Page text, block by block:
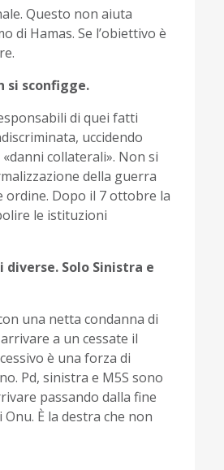
Questo non aiuta
di Hamas. Se l’obiettivo è
si sconfigge.
di quei fatti
uccidendo
collaterali». Non si
della guerra
ordine. Dopo il 7 ottobre la
le istituzioni
Solo Sinistra e
una netta condanna di
a un cessate il
è una forza di
Pd, sinistra e M5S sono
passando dalla fine
È la destra che non